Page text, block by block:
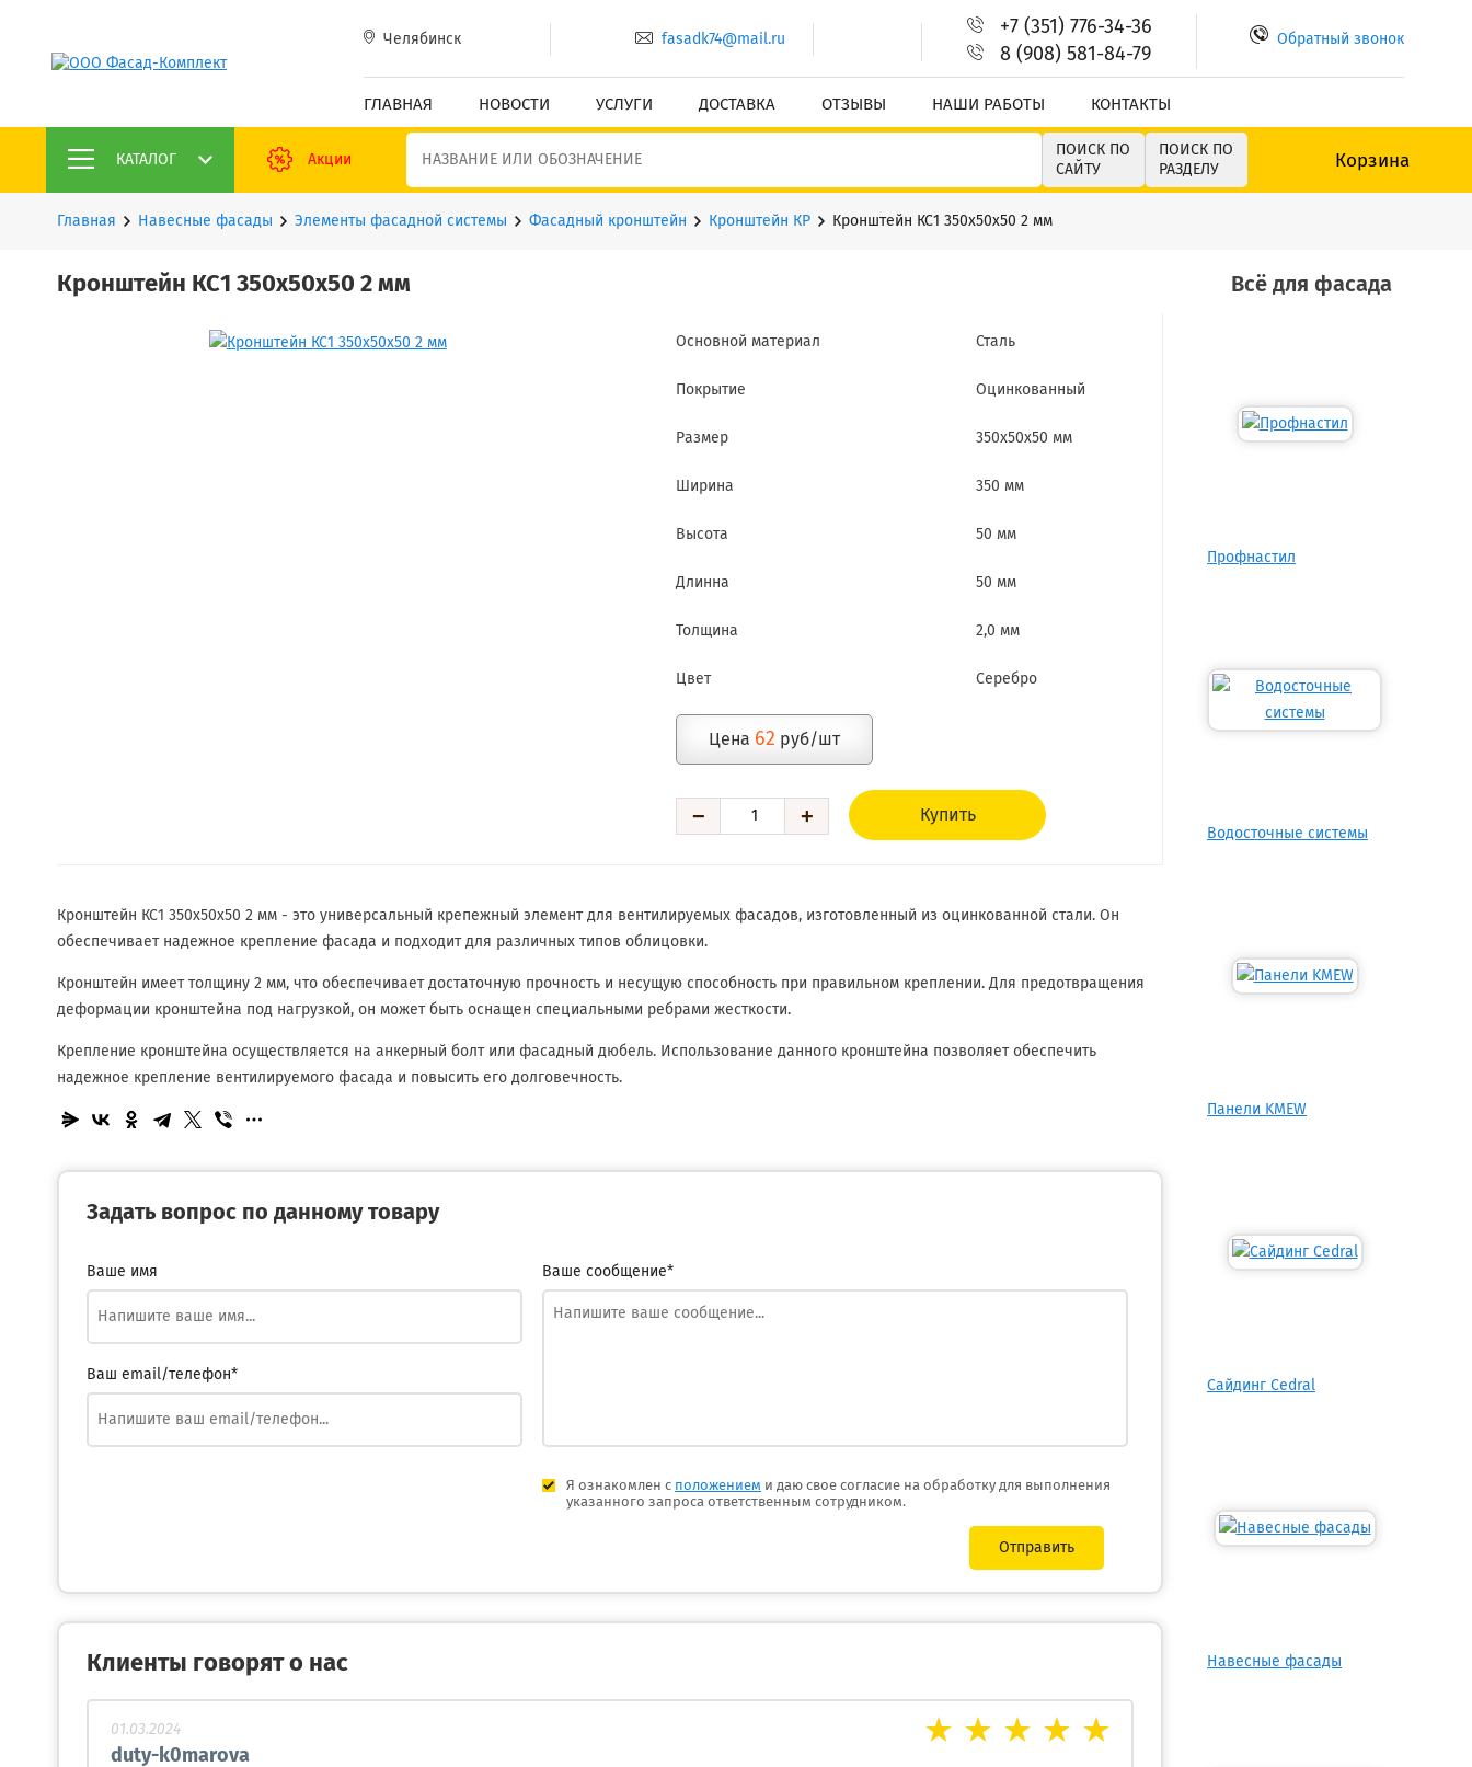
Челябинск fasadk74@mail.ru
+7 (351) 776-34-36
8 (908) 581-84-79
Обратный звонок
ГЛАВНАЯ НОВОСТИ УСЛУГИ ДОСТАВКА ОТЗЫВЫ НАШИ РАБОТЫ КОНТАКТЫ
КАТАЛОГ Акции
ПОИСК ПО
САЙТУ
ПОИСК ПО
РАЗДЕЛУ
Корзина
Главная Навесные фасады Элементы фасадной системы Фасадный кронштейн Кронштейн КР Кронштейн КС1 350х50х50 2 мм
Кронштейн КС1 350х50х50 2 мм
Основной материал Сталь
Покрытие Оцинкованный
Размер 350х50х50 мм
Ширина 350 мм
Высота 50 мм
Длинна 50 мм
Толщина 2,0 мм
Цвет Серебро
Цена 62 руб/шт
− + Купить
Кронштейн КС1 350х50х50 2 мм - это универсальный крепежный элемент для вентилируемых фасадов, изготовленный из оцинкованной стали. Он
обеспечивает надежное крепление фасада и подходит для различных типов облицовки.
Кронштейн имеет толщину 2 мм, что обеспечивает достаточную прочность и несущую способность при правильном креплении. Для предотвращения
деформации кронштейна под нагрузкой, он может быть оснащен специальными ребрами жесткости.
Крепление кронштейна осуществляется на анкерный болт или фасадный дюбель. Использование данного кронштейна позволяет обеспечить
надежное крепление вентилируемого фасада и повысить его долговечность.
Задать вопрос по данному товару
Ваше имя
Ваш email/телефон*
Ваше сообщение*
Я ознакомлен с положением и даю свое согласие на обработку для выполнения
указанного запроса ответственным сотрудником.
Отправить
Клиенты говорят о нас
01.03.2024
duty-k0marova
Всё для фасада
Профнастил
Водосточные системы
Панели KMEW
Сайдинг Cedral
Навесные фасады